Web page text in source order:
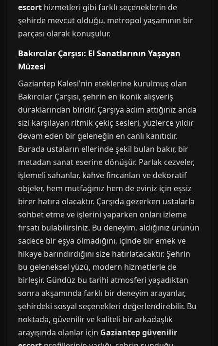
escort hizmetleri gibi farklı seçeneklerin de
şehirde mevcut olduğu, metropol yaşamının bir
parçası olarak konuşulur.
Bakırcılar Çarşısı: El Sanatlarının Yaşayan
Müzesi
Gaziantep Kalesi'nin eteklerine kurulmuş olan
Bakırcılar Çarşısı, şehrin en ikonik alışveriş
duraklarından biridir. Çarşıya adım attığınız anda
sizi karşılayan ritmik çekiç sesleri, yüzlerce yıldır
devam eden bir geleneğin en canlı kanıtıdır.
Burada ustaların ellerinde şekil bulan bakır, bir
metadan sanat eserine dönüşür. Parlak cezveler,
işlemeli sahanlar, kahve fincanları ve dekoratif
objeler, hem mutfağınız hem de eviniz için eşsiz
birer hatıra olacaktır. Çarşıda gezerken ustalarla
sohbet etme ve işlerini yaparken onları izleme
fırsatı bulabilirsiniz. Bu deneyim, aldığınız ürünün
sadece bir eşya olmadığını, içinde bir emek ve
hikaye barındırdığını size hatırlatacaktır. Şehrin
bu geleneksel yüzü, modern hizmetlerle de
birleşir. Gündüz bu tarihi atmosferi yaşadıktan
sonra akşamında farklı bir deneyim arayanlar,
şehirdeki sosyal seçenekleri değerlendirebilir. Bu
noktada, güvenilir ve kaliteli bir arkadaşlık
arayışında olanlar için Gaziantep güvenilir